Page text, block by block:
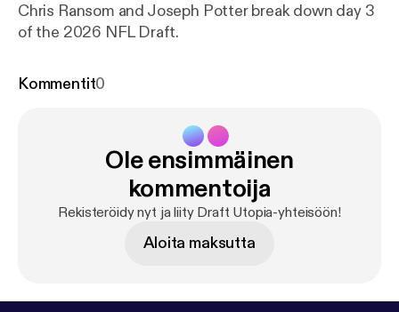
Chris Ransom and Joseph Potter break down day 3
of the 2026 NFL Draft.
Kommentit0
Ole ensimmäinen
kommentoija
Rekisteröidy nyt ja liity Draft Utopia-yhteisöön!
Aloita maksutta